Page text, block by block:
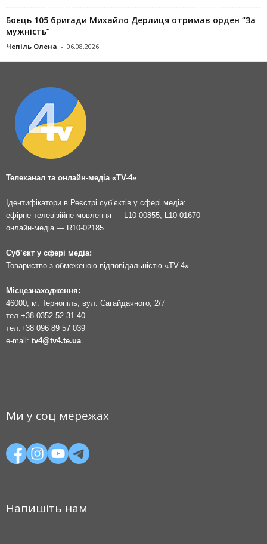
Боєць 105 бригади Михайло Дерлиця отримав орден “За
мужність”
Чепіль Олена - 06.08.2026
Телеканал та онлайн-медіа «TV-4»
Ідентифікатори в Реєстрі суб’єктів у сфері медіа:
ефірне телевізійне мовлення — L10-00855, L10-01670
онлайн-медіа — R10-02185
Суб’єкт у сфері медіа:
Товариство з обмеженою відповідальністю «TV-4»
Місцезнаходження:
46000, м. Тернопіль, вул. Сагайдачного, 2/7
тел.+38 0352 52 31 40
тел.+38 096 89 57 039
e-mail: tv4@tv4.te.ua
Ми у соц мережах
Напишіть нам